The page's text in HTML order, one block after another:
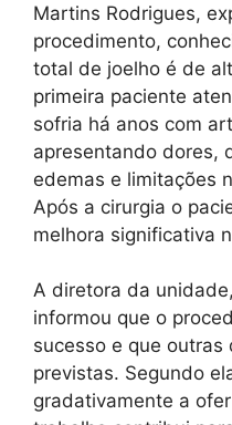
Martins Rodrigues,
procedimento,
total de joelho é de
primeira paciente
sofria há anos com
apresentando dores,
edemas e limitações
Após a cirurgia o
melhora significativa
A diretora da
informou que o
sucesso e que
previstas. Segundo
gradativamente a